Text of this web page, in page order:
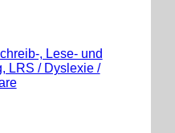
PayPal:
0.00 €
EU (inkl.